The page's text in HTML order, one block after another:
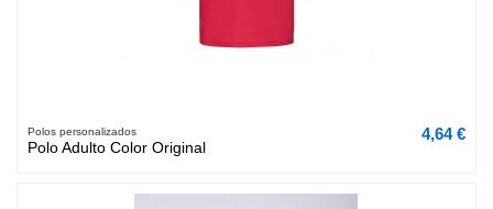
Polos personalizados
Polo Adulto Color Original
4,64 €